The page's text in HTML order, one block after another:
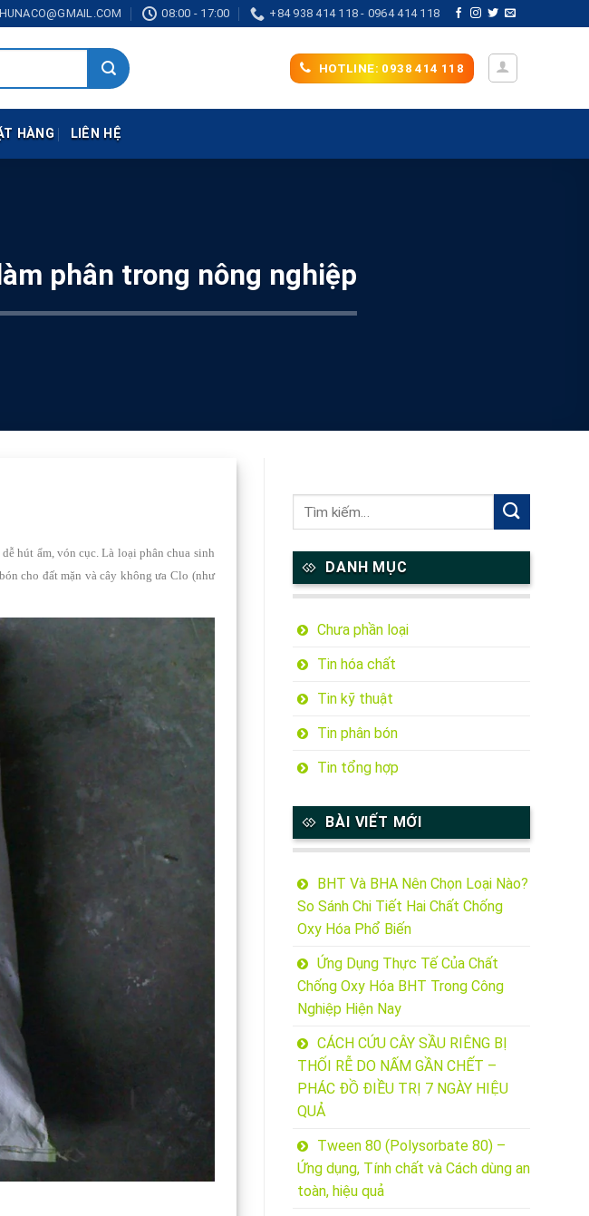
08:00 - 17:00 +84 938 414 118 - 0964 414 118
HOTLINE: 0938 414 118
HÀNG LIÊN HỆ
phân trong nông nghiệp
hút ẩm, vón cục. Là loại phân chua sinh
cho đất mặn và cây không ưa Clo (như
DANH MỤC
Chưa phần loại
Tin hóa chất
Tin kỹ thuật
Tin phân bón
Tin tổng hợp
BÀI VIẾT MỚI
BHT Và BHA Nên Chọn Loại Nào?
So Sánh Chi Tiết Hai Chất Chống
Oxy Hóa Phổ Biến
Ứng Dụng Thực Tế Của Chất
Chống Oxy Hóa BHT Trong Công
Nghiệp Hiện Nay
CÁCH CỨU CÂY SẦU RIÊNG BỊ
THỐI RỄ DO NẤM GẦN CHẾT –
PHÁC ĐỒ ĐIỀU TRỊ 7 NGÀY HIỆU
QUẢ
Tween 80 (Polysorbate 80) –
Ứng dụng, Tính chất và Cách dùng an
toàn, hiệu quả